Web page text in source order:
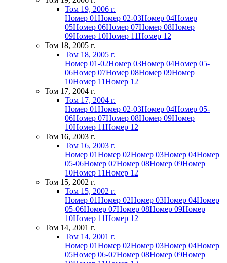
Том 19, 2006 г.
Номер 01Номер 02-03Номер 04Номер
05Номер 06Номер 07Номер 08Номер
09Номер 10Номер 11Номер 12
Том 18, 2005 г.
Том 18, 2005 г.
Номер 01-02Номер 03Номер 04Номер 05-
06Номер 07Номер 08Номер 09Номер
10Номер 11Номер 12
Том 17, 2004 г.
Том 17, 2004 г.
Номер 01Номер 02-03Номер 04Номер 05-
06Номер 07Номер 08Номер 09Номер
10Номер 11Номер 12
Том 16, 2003 г.
Том 16, 2003 г.
Номер 01Номер 02Номер 03Номер 04Номер
05-06Номер 07Номер 08Номер 09Номер
10Номер 11Номер 12
Том 15, 2002 г.
Том 15, 2002 г.
Номер 01Номер 02Номер 03Номер 04Номер
05-06Номер 07Номер 08Номер 09Номер
10Номер 11Номер 12
Том 14, 2001 г.
Том 14, 2001 г.
Номер 01Номер 02Номер 03Номер 04Номер
05Номер 06-07Номер 08Номер 09Номер